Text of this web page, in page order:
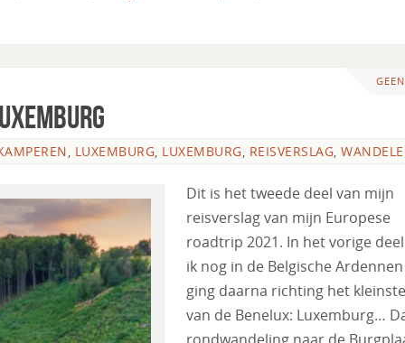
LUXEMBURG LUXEMBURG REISVERSLAG
Dit is het tweede deel van mijn
reisverslag van mijn Europese
roadtrip 2021. In het vorige
ik nog in de Belgische
ging daarna richting het
van de Benelux: Luxemburg…